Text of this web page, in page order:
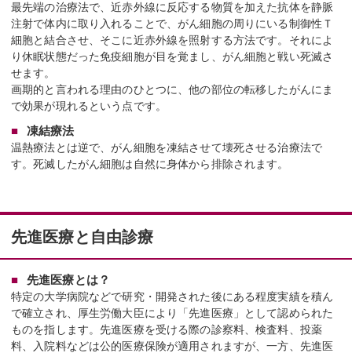
最先端の治療法で、近赤外線に反応する物質を加えた抗体を静脈
注射で体内に取り入れることで、がん細胞の周りにいる制御性Ｔ
細胞と結合させ、そこに近赤外線を照射する方法です。それによ
り休眠状態だった免疫細胞が目を覚まし、がん細胞と戦い死滅さ
せます。
画期的と言われる理由のひとつに、他の部位の転移したがんにま
で効果が現れるという点です。
凍結療法
温熱療法とは逆で、がん細胞を凍結させて壊死させる治療法で
す。死滅したがん細胞は自然に身体から排除されます。
先進医療と自由診療
先進医療とは？
特定の大学病院などで研究・開発された後にある程度実績を積ん
で確立され、厚生労働大臣により「先進医療」として認められた
ものを指します。先進医療を受ける際の診察料、検査料、投薬
料、入院料などは公的医療保険が適用されますが、一方、先進医